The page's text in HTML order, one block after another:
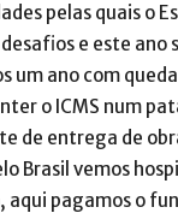
pelas quais o
e este
um ano com
o ICMS num
de entrega de
Brasil vemos
pagamos o